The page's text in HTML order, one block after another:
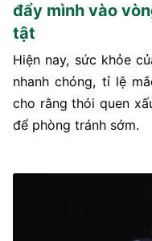
đẩy mình vào
tật
Hiện nay, sức khỏe
nhanh chóng, tỉ lệ
cho rằng thói quen
để phòng tránh sớm.